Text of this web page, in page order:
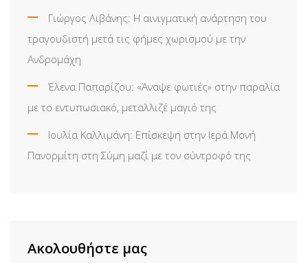
Γιώργος Λιβάνης: Η αινιγματική ανάρτηση του
τραγουδιστή μετά τις φήμες χωρισμού με την
Ανδρομάχη
Έλενα Παπαρίζου: «Άναψε φωτιές» στην παραλία
με το εντυπωσιακό, μεταλλιζέ μαγιό της
Ιουλία Καλλιμάνη: Επίσκεψη στην Ιερά Μονή
Πανορμίτη στη Σύμη μαζί με τον σύντροφό της
Ακολουθήστε μας